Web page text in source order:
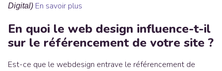
Digital) En savoir plus
En quoi le web design influence-t-il
sur le référencement de votre site ?
Est-ce que le webdesign entrave le référencement de